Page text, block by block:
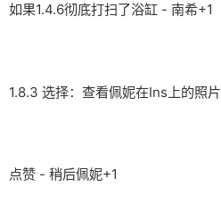
如果1.4.6彻底打扫了浴缸 - 南希+1
1.8.3 选择：查看佩妮在Ins上的照片
点赞 - 稍后佩妮+1